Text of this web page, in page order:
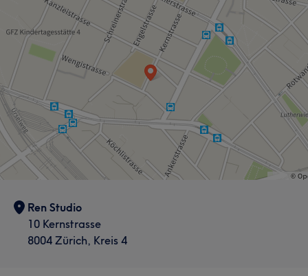
Ren Studio
10 Kernstrasse
8004 Zürich, Kreis 4